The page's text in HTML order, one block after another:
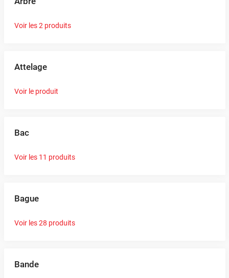
Voir les 2 produits
Attelage
Voir le produit
Bac
Voir les 11 produits
Bague
Voir les 28 produits
Bande